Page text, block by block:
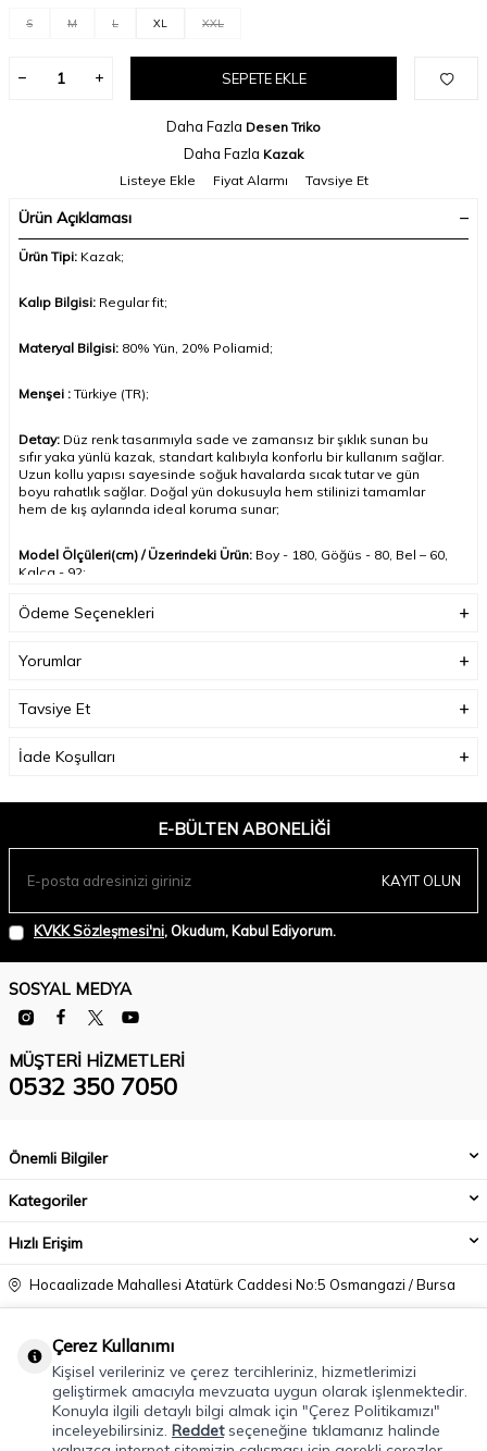
S M L XL XXL
SEPETE EKLE
Daha Fazla Desen Triko
Daha Fazla Kazak
Listeye Ekle
Fiyat Alarmı Tavsiye Et
Ürün Açıklaması
Ürün Tipi: Kazak;
Kalıp Bilgisi: Regular fit;
Materyal Bilgisi: 80% Yün, 20% Poliamid;
Menşei : Türkiye (TR);
Detay: Düz renk tasarımıyla sade ve zamansız bir şıklık sunan bu
sıfır yaka yünlü kazak, standart kalıbıyla konforlu bir kullanım sağlar.
Uzun kollu yapısı sayesinde soğuk havalarda sıcak tutar ve gün
boyu rahatlık sağlar. Doğal yün dokusuyla hem stilinizi tamamlar
hem de kış aylarında ideal koruma sunar;
Model Ölçüleri(cm) / Üzerindeki Ürün: Boy - 180, Göğüs - 80, Bel – 60,
Kalça - 92;
Numune Beden:Modelimiz ürünün en küçük bedenini denemiştir;
Ürün Boyu(cm):
Ödeme Seçenekleri
Yorumlar
Tavsiye Et
İade Koşulları
E-BÜLTEN ABONELIĞI
KAYIT OLUN
KVKK Sözleşmesi'ni, Okudum, Kabul Ediyorum.
SOSYAL MEDYA
MÜŞTERI HIZMETLERI
0532 350 7050
Önemli Bilgiler
Kategoriler
Hızlı Erişim
Hocaalizade Mahallesi Atatürk Caddesi No:5 Osmangazi / Bursa
info@modacadiri.com
Çerez Kullanımı
Kişisel verileriniz ve çerez tercihleriniz, hizmetlerimizi
geliştirmek amacıyla mevzuata uygun olarak işlenmektedir.
Konuyla ilgili detaylı bilgi almak için "Çerez Politikamızı"
inceleyebilirsiniz. Reddetseçeneğine tıklamanız halinde